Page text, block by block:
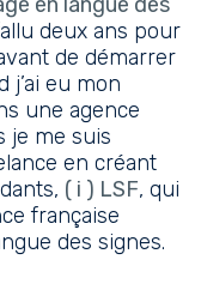
deux ans pour
de démarrer
j’ai eu mon
une agence
je me suis
en créant
( i ) LSF, qui
française
des signes.